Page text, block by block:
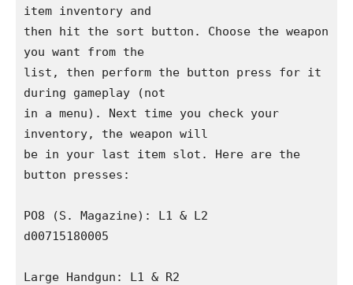
item inventory and
then hit the sort button. Choose the weapon
you want from the
list, then perform the button press for it
during gameplay (not
in a menu). Next time you check your
inventory, the weapon will
be in your last item slot. Here are the
button presses:
PO8 (S. Magazine): L1 & L2
d00715180005
Large Handgun: L1 & R2